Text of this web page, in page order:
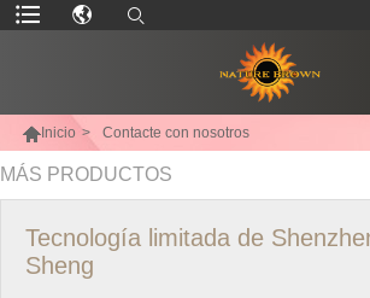
Inicio > Contacte con nosotros
MÁS PRODUCTOS
Tecnología limitada de
Sheng